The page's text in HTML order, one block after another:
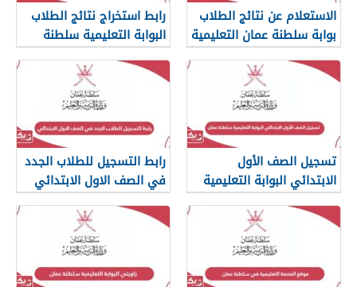
الاستعلام عن نتائج الطلاب
بوابة سلطنة عمان التعليمية
رابط استخراج نتائج الطلاب
البوابة التعليمية سلطنة
عمان
تسجيل الصف الأول
الابتدائي البوابة التعليمية
سلطنة عمان
رابط التسجيل للطلاب الجدد
في الصف الاول الابتدائي
البوابة التعليمية